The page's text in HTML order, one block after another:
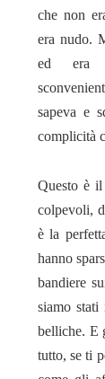
che non
era nudo.
ed era
sapeva e
complicità
Questo è il
colpevoli,
è la
hanno
bandiere
siamo
belliche. E
tutto, se ti